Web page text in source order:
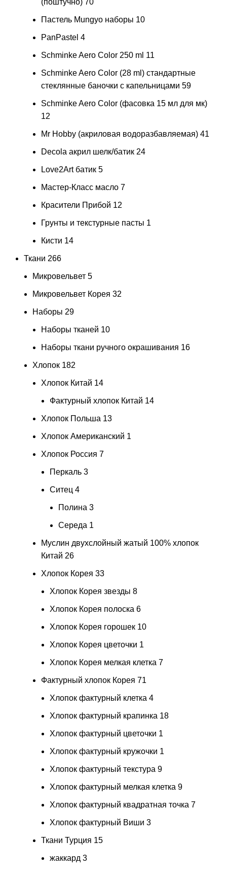
(поштучно) 70
Пастель Mungyo наборы 10
PanPastel 4
Schminke Aero Color 250 ml 11
Schminke Aero Color (28 ml) стандартные
стеклянные баночки с капельницами 59
Schminke Aero Color (фасовка 15 мл для мк)
12
Mr Hobby (акриловая водоразбавляемая) 41
Decola акрил шелк/батик 24
Love2Art батик 5
Мастер-Класс масло 7
Красители Прибой 12
Грунты и текстурные пасты 1
Кисти 14
Ткани 266
Микровельвет 5
Микровельвет Корея 32
Наборы 29
Наборы тканей 10
Наборы ткани ручного окрашивания 16
Хлопок 182
Хлопок Китай 14
Фактурный хлопок Китай 14
Хлопок Польша 13
Хлопок Американский 1
Хлопок Россия 7
Перкаль 3
Ситец 4
Полина 3
Середа 1
Муслин двухслойный жатый 100% хлопок
Китай 26
Хлопок Корея 33
Хлопок Корея звезды 8
Хлопок Корея полоска 6
Хлопок Корея горошек 10
Хлопок Корея цветочки 1
Хлопок Корея мелкая клетка 7
Фактурный хлопок Корея 71
Хлопок фактурный клетка 4
Хлопок фактурный крапинка 18
Хлопок фактурный цветочки 1
Хлопок фактурный кружочки 1
Хлопок фактурный текстура 9
Хлопок фактурный мелкая клетка 9
Хлопок фактурный квадратная точка 7
Хлопок фактурный Виши 3
Ткани Турция 15
жаккард 3